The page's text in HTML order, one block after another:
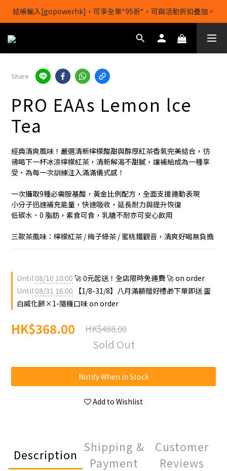
【1/8-31/8】8月下單即贈 蛋白威化餅×1-隨機口味
結帳輸入[gopowerhk]，可享全單*95折*，可與活動折扣疊加。
[新會員優惠]新會員註冊即送$20購物金
Share
PRO EAAs Lemon lce
Tea
經典清爽風味！嚴選清新檸檬酸甜與醇厚紅茶香氣完美結合，彷
彿喝下一杯冰涼檸檬紅茶，清新解渴不甜膩，讓補給成為一種享
受，為每一次訓練注入滿滿儀式感！
一次攝取9種必需胺基酸，黃金比例配方，全面支援運動表現
小分子迅速補充能量，快速吸收，延長耐力與提升恢復
低碳水、0 脂肪，素食可食，乳糖不耐亦可安心飲用
三款茶風味：檸檬紅茶 / 梅子綠茶 / 蜜桃鐵觀音，清爽好喝無負擔
Until08/10 10:00 🚀 0元起送！全店限時免運費 🚀 on order
Until08/31 16:00 【1/8-31/8】八月滿額贈好禮🎁下單即送 蛋
白威化餅×1-隨機口味 on order
HK$368.00 HK$488.00
Sold Out
Notify When in Stock
Add to Wishlist
Description
Shipping &
Payment
Customer
Reviews